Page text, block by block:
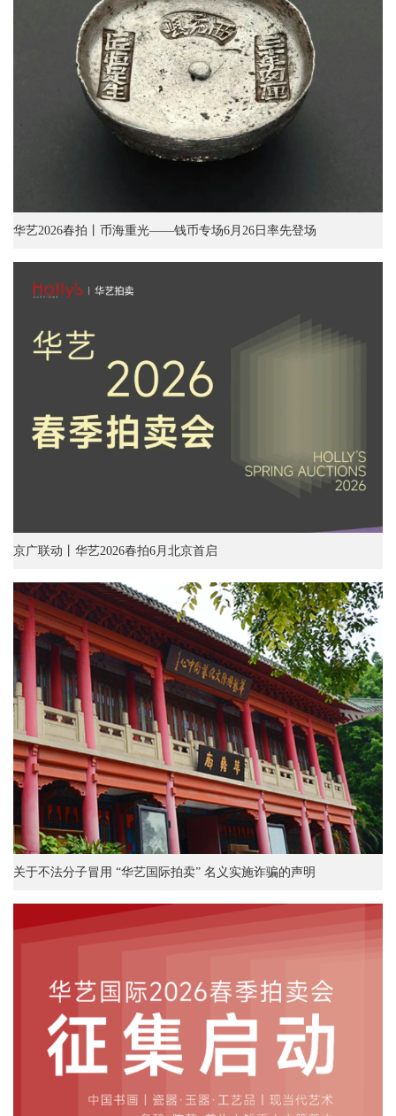
华艺2026春拍丨币海重光——钱币专场6月26日率先登场
京广联动丨华艺2026春拍6月北京首启
关于不法分子冒用 “华艺国际拍卖” 名义实施诈骗的声明